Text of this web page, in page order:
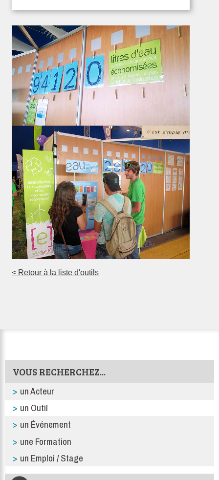
< Retour à la liste d'outils
VOUS RECHERCHEZ...
un Acteur
un Outil
un Événement
une Formation
un Emploi / Stage